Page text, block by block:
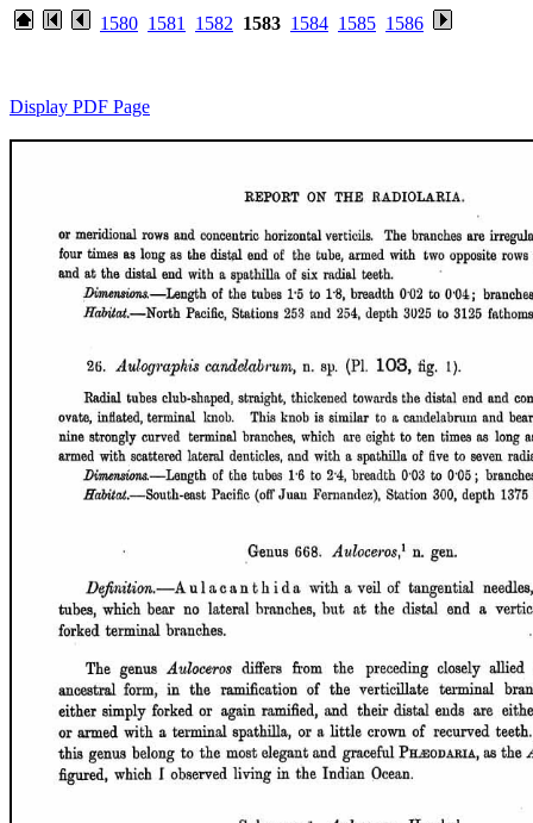
1580 1581 1582 1583 1584 1585 1586
Display PDF Page